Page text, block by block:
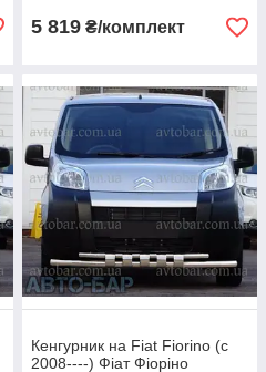
5 819 ₴/комплект
Кенгурник на Fiat Fiorino (c
2008----) Фіат Фіоріно